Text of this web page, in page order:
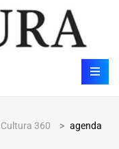
Cultura 360 > agenda